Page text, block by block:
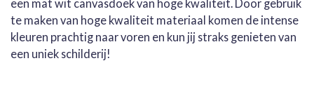
een mat wit canvasdoek van hoge kwaliteit. Door gebruik
te maken van hoge kwaliteit materiaal komen de intense
kleuren prachtig naar voren en kun jij straks genieten van
een uniek schilderij!